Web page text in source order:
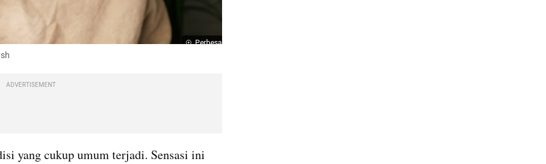
Perbesar
ADVERTISEMENT
yang cukup umum terjadi. Sensasi ini